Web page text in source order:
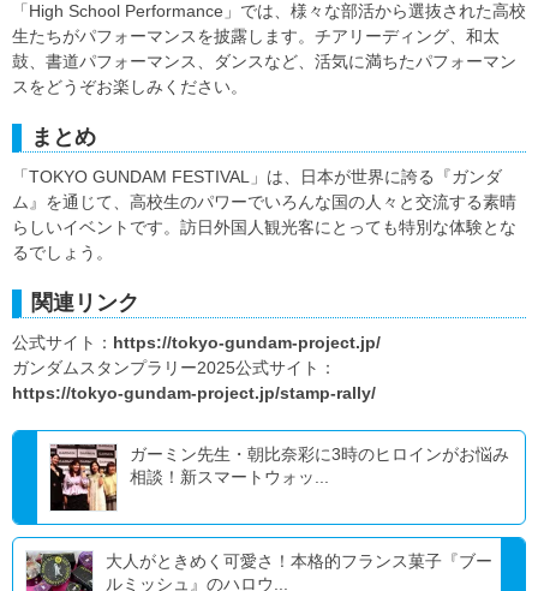
「High School Performance」では、様々な部活から選抜された高校
生たちがパフォーマンスを披露します。チアリーディング、和太
鼓、書道パフォーマンス、ダンスなど、活気に満ちたパフォーマン
スをどうぞお楽しみください。
まとめ
「TOKYO GUNDAM FESTIVAL」は、日本が世界に誇る『ガンダ
ム』を通じて、高校生のパワーでいろんな国の人々と交流する素晴
らしいイベントです。訪日外国人観光客にとっても特別な体験とな
るでしょう。
関連リンク
公式サイト： https://tokyo-gundam-project.jp/
ガンダムスタンプラリー2025公式サイト：
https://tokyo-gundam-project.jp/stamp-rally/
ガーミン先生・朝比奈彩に3時のヒロインがお悩み
相談！新スマートウォッ...
大人がときめく可愛さ！本格的フランス菓子『ブー
ルミッシュ』のハロウ...